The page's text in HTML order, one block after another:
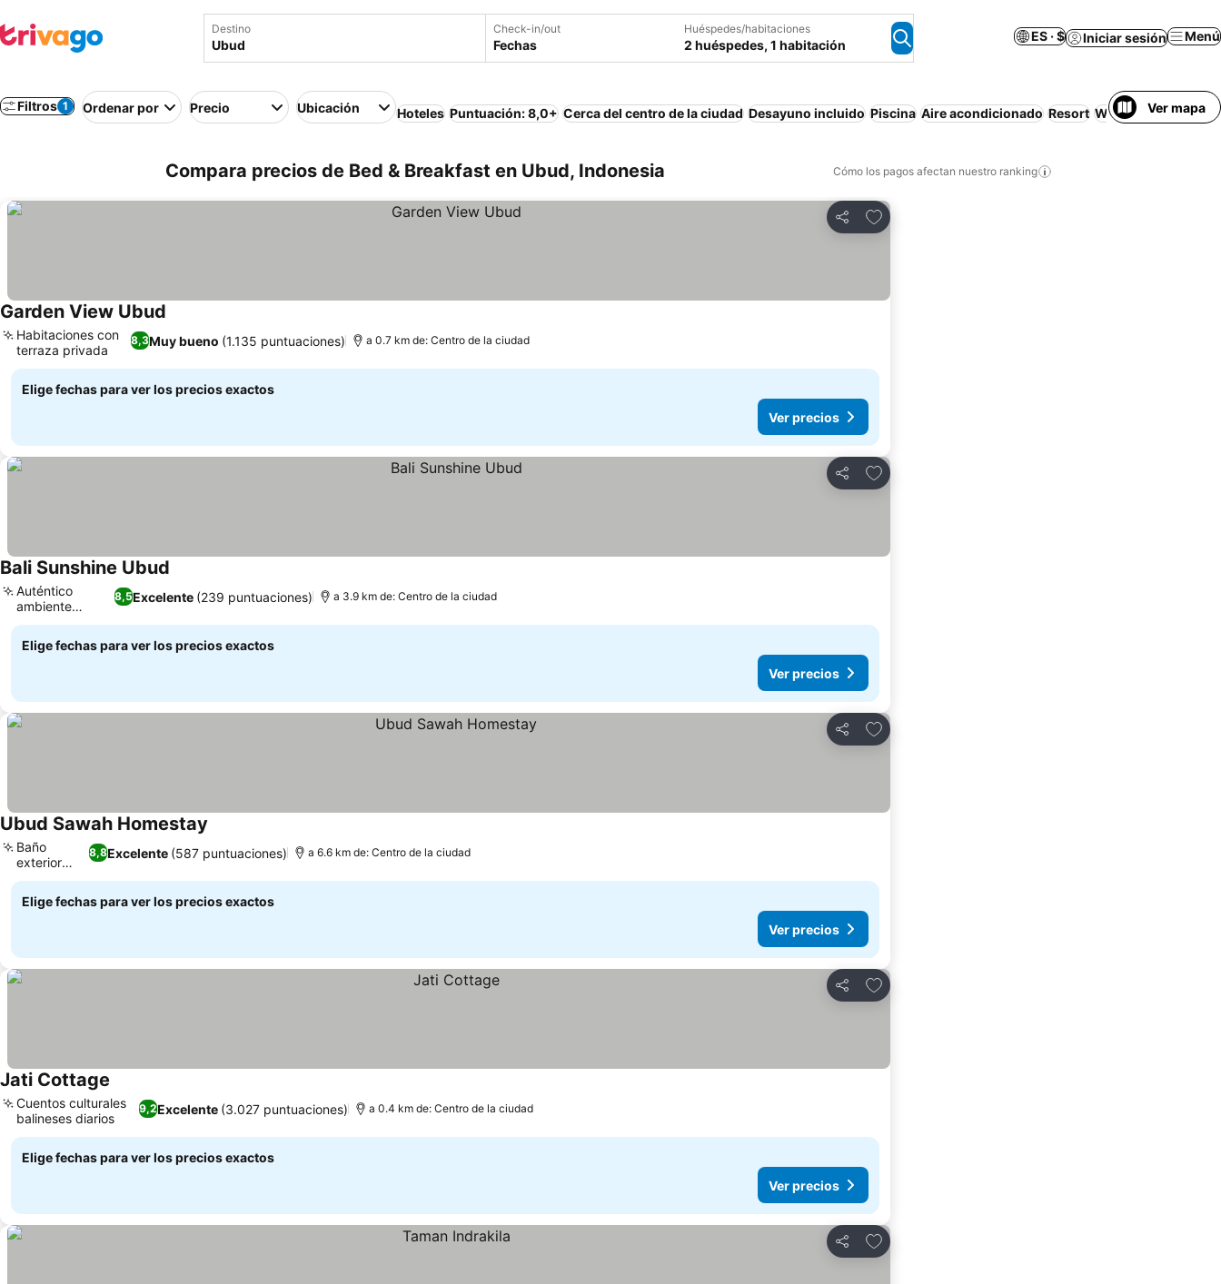
Destino Check-in/out
Fechas
Huéspedes/habitaciones
2 huéspedes, 1 habitación
ES · $ Iniciar sesión Menú
Filtros 1 Ordenar por Precio Ubicación Hoteles Puntuación: 8,0+ Cerca del centro de la ciudad Desayuno incluido Piscina Aire acondicionado Resort Wifi Cancelación
Ver mapa
Compara precios de Bed & Breakfast en Ubud, Indonesia Cómo los pagos afectan nuestro ranking
Compartir
Agregar a favoritos
Garden View Ubud
8,3Muy bueno (1.135 puntuaciones)
Habitaciones con
terraza privada
a 0.7 km de: Centro de la ciudad
Elige fechas para ver los precios exactos
Ver precios
Compartir
Agregar a favoritos
Bali Sunshine Ubud
8,5Excelente (239 puntuaciones)
Auténtico
ambiente
balinés
a 3.9 km de: Centro de la ciudad
Elige fechas para ver los precios exactos
Ver precios
Compartir
Agregar a favoritos
Ubud Sawah Homestay
8,8Excelente (587 puntuaciones)
Baño
exterior
único
a 6.6 km de: Centro de la ciudad
Elige fechas para ver los precios exactos
Ver precios
Compartir
Agregar a favoritos
Jati Cottage
9,2Excelente (3.027 puntuaciones)
Cuentos culturales
balineses diarios
a 0.4 km de: Centro de la ciudad
Elige fechas para ver los precios exactos
Ver precios
Compartir
Agregar a favoritos